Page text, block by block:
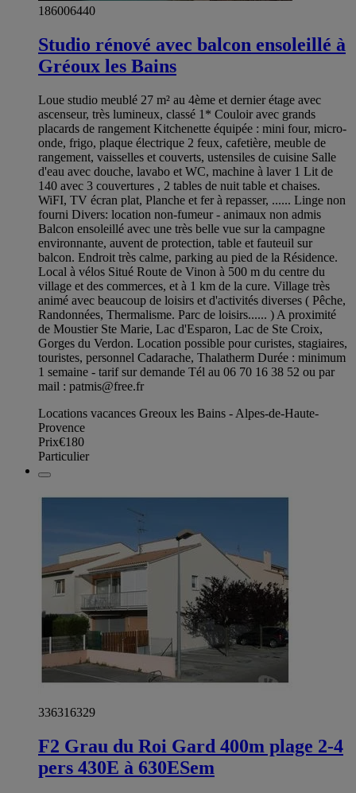
186006440
Studio rénové avec balcon ensoleillé à
Gréoux les Bains
Loue studio meublé 27 m² au 4ème et dernier étage avec
ascenseur, très lumineux, classé 1* Couloir avec grands
placards de rangement Kitchenette équipée : mini four, micro-
onde, frigo, plaque électrique 2 feux, cafetière, meuble de
rangement, vaisselles et couverts, ustensiles de cuisine Salle
d'eau avec douche, lavabo et WC, machine à laver 1 Lit de
140 avec 3 couvertures , 2 tables de nuit table et chaises.
WiFI, TV écran plat, Planche et fer à repasser, ...... Linge non
fourni Divers: location non-fumeur - animaux non admis
Balcon ensoleillé avec une très belle vue sur la campagne
environnante, auvent de protection, table et fauteuil sur
balcon. Endroit très calme, parking au pied de la Résidence.
Local à vélos Situé Route de Vinon à 500 m du centre du
village et des commerces, et à 1 km de la cure. Village très
animé avec beaucoup de loisirs et d'activités diverses ( Pêche,
Randonnées, Thermalisme. Parc de loisirs...... ) A proximité
de Moustier Ste Marie, Lac d'Esparon, Lac de Ste Croix,
Gorges du Verdon. Location possible pour curistes, stagiaires,
touristes, personnel Cadarache, Thalatherm Durée : minimum
1 semaine - tarif sur demande Tél au 06 70 16 38 52 ou par
mail : patmis@free.fr
Locations vacances Greoux les Bains - Alpes-de-Haute-
Provence
Prix€180
Particulier
336316329
F2 Grau du Roi Gard 400m plage 2-4
pers 430E à 630ESem